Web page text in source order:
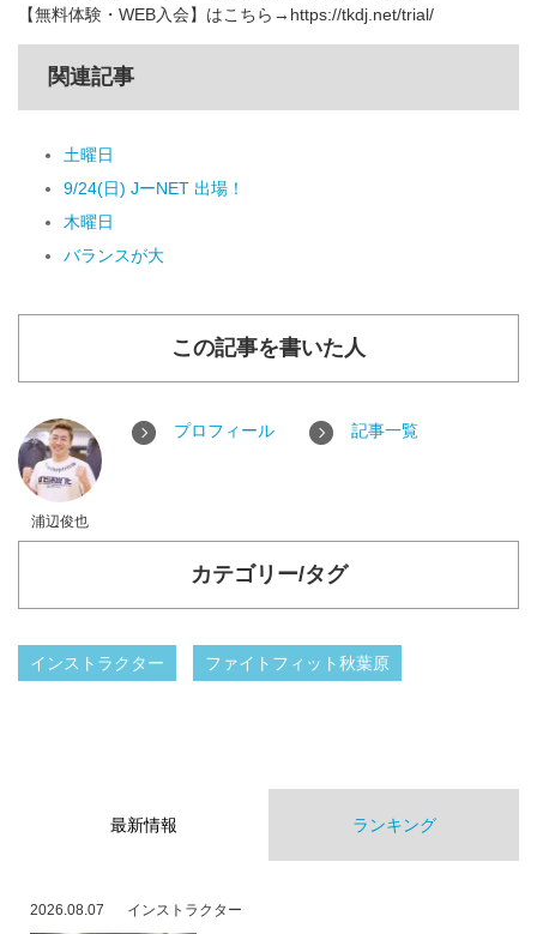
【無料体験・WEB入会】はこちら→https://tkdj.net/trial/
関連記事
土曜日
9/24(日) JーNET 出場！
木曜日
バランスが大
この記事を書いた人
浦辺俊也
プロフィール 記事一覧
カテゴリー/タグ
インストラクター ファイトフィット秋葉原
最新情報 ランキング
2026.08.07 インストラクター